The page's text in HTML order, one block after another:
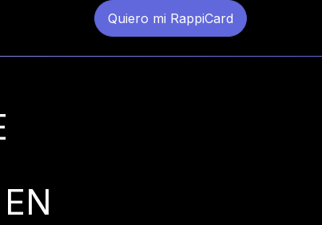
Quiero mi RappiCard